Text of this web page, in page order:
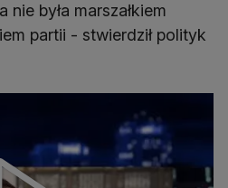
nie była marszałkiem
partii - stwierdził polityk